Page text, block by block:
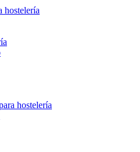
hostelería
hostelería